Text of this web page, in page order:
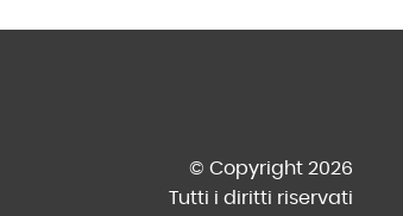
© Copyright 2026
Tutti i diritti riservati